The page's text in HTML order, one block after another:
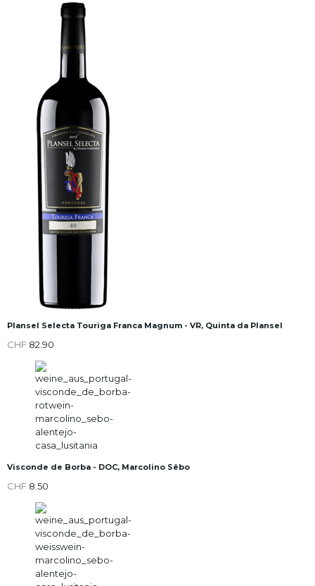
Plansel Selecta Touriga Franca Magnum - VR, Quinta da Plansel
CHF 82.90
Visconde de Borba - DOC, Marcolino Sêbo
CHF 8.50